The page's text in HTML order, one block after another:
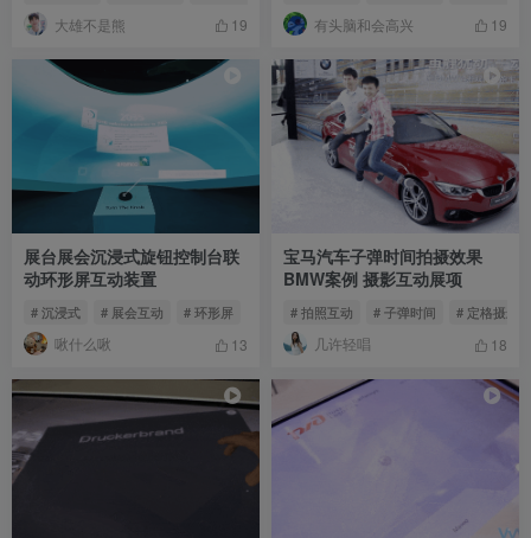
大雄不是熊 19 有头脑和会高兴 19
展台展会沉浸式旋钮控制台联
动环形屏互动装置
# 沉浸式 # 展会互动 # 环形屏
啾什么啾 13
宝马汽车子弹时间拍摄效果
BMW案例 摄影互动展项
# 拍照互动 # 子弹时间 # 定格摄影
几许轻唱 18